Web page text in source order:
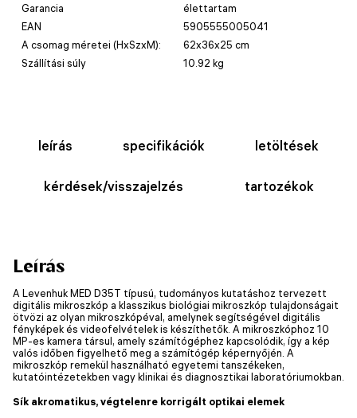
Garancia
élettartam
EAN
5905555005041
A csomag méretei (HxSzxM):
62x36x25 cm
Szállítási súly
10.92 kg
leírás specifikációk letöltések
kérdések/visszajelzés tartozékok
Leírás
A Levenhuk MED D35T típusú, tudományos kutatáshoz tervezett
digitális mikroszkóp a klasszikus biológiai mikroszkóp tulajdonságait
ötvözi az olyan mikroszkópéval, amelynek segítségével digitális
fényképek és videofelvételek is készíthetők. A mikroszkóphoz 10
MP-es kamera társul, amely számítógéphez kapcsolódik, így a kép
valós időben figyelhető meg a számítógép képernyőjén. A
mikroszkóp remekül használható egyetemi tanszékeken,
kutatóintézetekben vagy klinikai és diagnosztikai laboratóriumokban.
Sík akromatikus, végtelenre korrigált optikai elemek